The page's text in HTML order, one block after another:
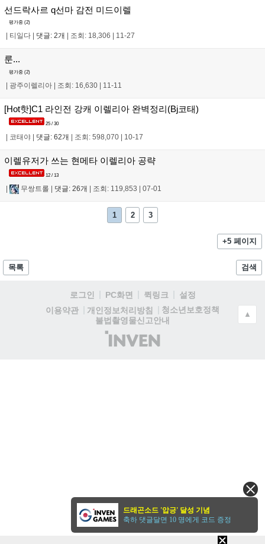
선드락사르 q선마 감전 미드이렐
평가중 (2)
티일다 댓글: 2개 조회: 18,306 11-27
룬...
평가중 (2)
| 광주이렐리아 | 조회: 16,630 | 11-11
[Hot핫]C1 라인전 강캐 이렐리아 완벽정리(Bj코태)
25 / 30
코태야 댓글: 62개 조회: 598,070 10-17
이렐유저가 쓰는 현메타 이렐리아 공략
12 / 13
무쌍트롤 댓글: 26개 조회: 119,853 07-01
1 2 3
+5 페이지
목록 검색
로그인 PC화면 퀵링크
설정
이용약관
개인정보처리방침
청소년보호정책
불법촬영물신고안내
(주)
인
▲
드래곤소드 '압긍' 달성 기념
축하 댓글달면 10 명에게 코드 증정